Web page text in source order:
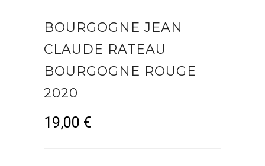
BOURGOGNE JEAN
CLAUDE RATEAU
BOURGOGNE ROUGE
2020
19,00 €